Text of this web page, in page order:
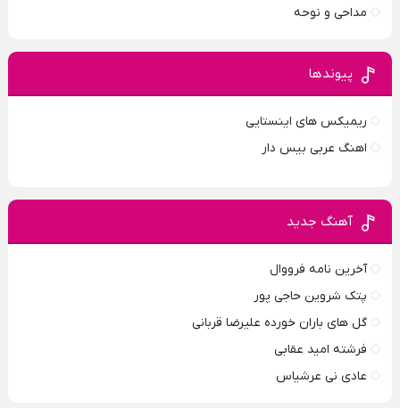
مداحی و نوحه
پیوندها
ریمیکس های اینستایی
اهنگ عربی بیس دار
آهنگ جدید
آخرین نامه فرووال
پتک شروین حاجی پور
گل های باران خورده علیرضا قربانی
فرشته امید عقابی
عادی نی عرشیاس